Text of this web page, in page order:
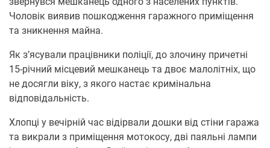
Чоловік виявив пошкодження гаражного приміщення
та зникнення майна.
Як з’ясували працівники поліції, до злочину причетні
15-річний місцевий мешканець та двоє малолітніх, що
не досягли віку, з якого настає кримінальна
відповідальність.
Хлопці у вечірній час відірвали дошки від стіни гаража
та викрали з приміщення мотокосу, дві паяльні лампи